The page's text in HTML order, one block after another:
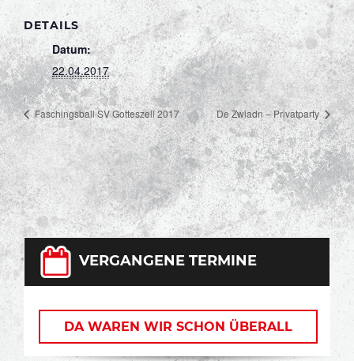
DETAILS
Datum:
22.04.2017
Faschingsball SV Gotteszell 2017 De Zwiadn – Privatparty
VERGANGENE TERMINE
DA WAREN WIR SCHON ÜBERALL